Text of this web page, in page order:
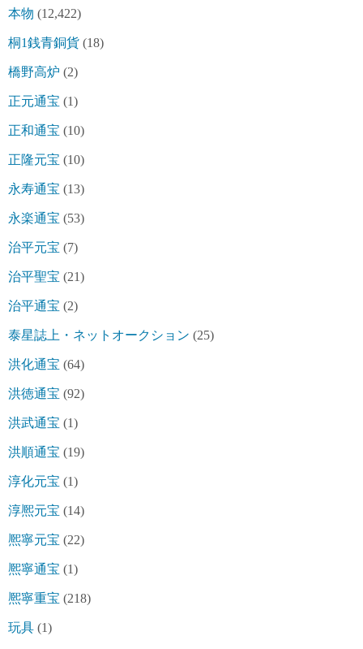
本物 (12,422)
桐1銭青銅貨 (18)
橋野高炉 (2)
正元通宝 (1)
正和通宝 (10)
正隆元宝 (10)
永寿通宝 (13)
永楽通宝 (53)
治平元宝 (7)
治平聖宝 (21)
治平通宝 (2)
泰星誌上・ネットオークション (25)
洪化通宝 (64)
洪徳通宝 (92)
洪武通宝 (1)
洪順通宝 (19)
淳化元宝 (1)
淳熈元宝 (14)
熈寧元宝 (22)
熈寧通宝 (1)
熈寧重宝 (218)
玩具 (1)